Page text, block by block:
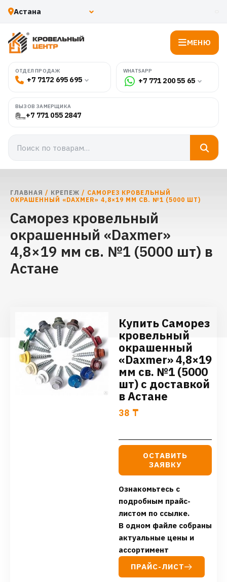
МЕНЮ
ОТДЕЛ ПРОДАЖ
+7 7172 695 695
WHATSAPP
+7 771 200 55 65
ВЫЗОВ ЗАМЕРЩИКА
+7 771 055 2847
ГЛАВНАЯ / КРЕПЕЖ / САМОРЕЗ КРОВЕЛЬНЫЙ
ОКРАШЕННЫЙ «DAXMER» 4,8×19 ММ СВ. №1 (5000 ШТ)
Саморез кровельный
окрашенный «Daxmer»
4,8×19 мм св. №1 (5000 шт) в
Астане
Купить Саморез
кровельный
окрашенный
«Daxmer» 4,8×19
мм св. №1 (5000
шт) с доставкой
в Астане
38 ₸
ОСТАВИТЬ
ЗАЯВКУ
Ознакомьтесь с
подробным прайс-
листом по ссылке.
В одном файле собраны
актуальные цены и
ассортимент
ПРАЙС-ЛИСТ